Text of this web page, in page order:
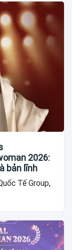
2026:
bản lĩnh
Tế Group,